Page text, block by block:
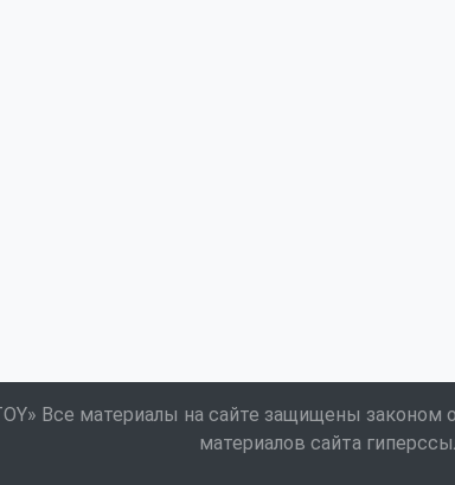
Все материалы на сайте защищены
материалов сайта